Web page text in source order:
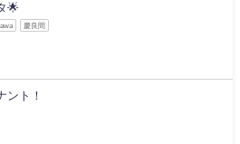
🌟
慶良間
ント！